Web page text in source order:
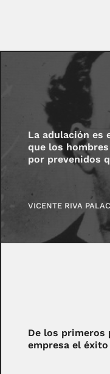
La adulación es
que los
por prevenidos
VICENTE RIVA
De los primeros
empresa el